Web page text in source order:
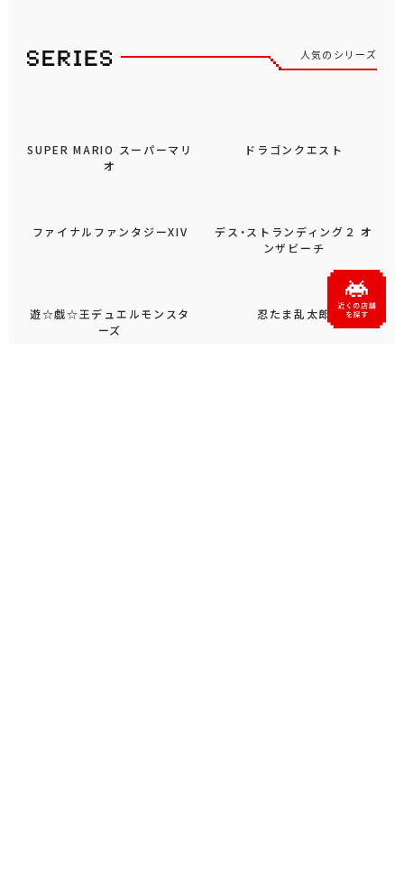
人気のシリーズ
SUPER MARIO スーパーマリ
オ
ドラゴンクエスト
ファイナルファンタジーXIV
デス・ストランディング２ オ
ンザビーチ
遊☆戯☆王デュエルモンスタ
ーズ
忍たま乱太郎